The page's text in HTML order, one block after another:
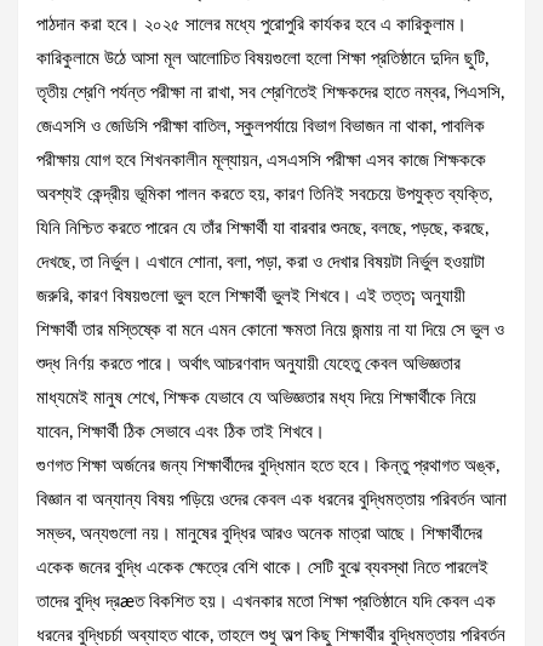
পাঠদান করা হবে। ২০২৫ সালের মধ্যে পুরোপুরি কার্যকর হবে এ কারিকুলাম।
কারিকুলামে উঠে আসা মূল আলোচিত বিষয়গুলো হলো শিক্ষা প্রতিষ্ঠানে দুদিন ছুটি,
তৃতীয় শ্রেণি পর্যন্ত পরীক্ষা না রাখা, সব শ্রেণিতেই শিক্ষকদের হাতে নম্বর, পিএসসি,
জেএসসি ও জেডিসি পরীক্ষা বাতিল, স্কুলপর্যায়ে বিভাগ বিভাজন না থাকা, পাবলিক
পরীক্ষায় যোগ হবে শিখনকালীন মূল্যায়ন, এসএসসি পরীক্ষা এসব কাজে শিক্ষককে
অবশ্যই কেন্দ্রীয় ভূমিকা পালন করতে হয়, কারণ তিনিই সবচেয়ে উপযুক্ত ব্যক্তি,
যিনি নিশ্চিত করতে পারেন যে তাঁর শিক্ষার্থী যা বারবার শুনছে, বলছে, পড়ছে, করছে,
দেখছে, তা নির্ভুল। এখানে শোনা, বলা, পড়া, করা ও দেখার বিষয়টা নির্ভুল হওয়াটা
জরুরি, কারণ বিষয়গুলো ভুল হলে শিক্ষার্থী ভুলই শিখবে। এই তত্ত¡ অনুযায়ী
শিক্ষার্থী তার মস্তিষ্কে বা মনে এমন কোনো ক্ষমতা নিয়ে জন্মায় না যা দিয়ে সে ভুল ও
শুদ্ধ নির্ণয় করতে পারে। অর্থাৎ আচরণবাদ অনুযায়ী যেহেতু কেবল অভিজ্ঞতার
মাধ্যমেই মানুষ শেখে, শিক্ষক যেভাবে যে অভিজ্ঞতার মধ্য দিয়ে শিক্ষার্থীকে নিয়ে
যাবেন, শিক্ষার্থী ঠিক সেভাবে এবং ঠিক তাই শিখবে।
গুণগত শিক্ষা অর্জনের জন্য শিক্ষার্থীদের বুদ্ধিমান হতে হবে। কিন্তু প্রথাগত অঙ্ক,
বিজ্ঞান বা অন্যান্য বিষয় পড়িয়ে ওদের কেবল এক ধরনের বুদ্ধিমত্তায় পরিবর্তন আনা
সম্ভব, অন্যগুলো নয়। মানুষের বুদ্ধির আরও অনেক মাত্রা আছে। শিক্ষার্থীদের
একেক জনের বুদ্ধি একেক ক্ষেত্রে বেশি থাকে। সেটি বুঝে ব্যবস্থা নিতে পারলেই
তাদের বুদ্ধি দ্রæত বিকশিত হয়। এখনকার মতো শিক্ষা প্রতিষ্ঠানে যদি কেবল এক
ধরনের বুদ্ধিচর্চা অব্যাহত থাকে, তাহলে শুধু অল্প কিছু শিক্ষার্থীর বুদ্ধিমত্তায় পরিবর্তন